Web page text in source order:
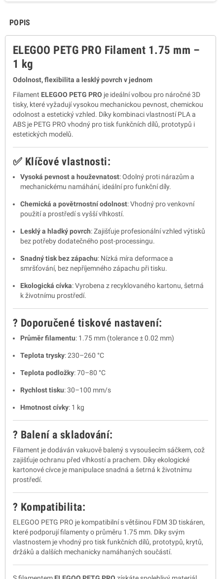
POPIS
ELEGOO PETG PRO Filament 1.75 mm –
1 kg
Odolnost, flexibilita a lesklý povrch v jednom
Filament ELEGOO PETG PRO je ideální volbou pro náročné 3D
tisky, které vyžadují vysokou mechanickou pevnost, chemickou
odolnost a estetický vzhled. Díky kombinaci vlastností PLA a
ABS je PETG PRO vhodný pro tisk funkčních dílů, prototypů i
estetických modelů.
✅ Klíčové vlastnosti:
Vysoká pevnost a houževnatost:Odolný proti nárazům a
mechanickému namáhání, ideální pro funkční díly.
Chemická a povětrnostní odolnost:Vhodný pro venkovní
použití a prostředí s vyšší vlhkostí.
Lesklý a hladký povrch:Zajišťuje profesionální vzhled výtisků
bez potřeby dodatečného post-processingu.
Snadný tisk bez zápachu: Nízká míra deformace a
smršťování, bez nepříjemného zápachu při tisku.
Ekologická cívka:Vyrobena z recyklovaného kartonu, šetrná
k životnímu prostředí.
? Doporučené tiskové nastavení:
Průměr filamentu: 1.75 mm (tolerance ± 0.02 mm)
Teplota trysky:230–260 °C
Teplota podložky:70–80 °C
Rychlost tisku:30–100 mm/s
Hmotnost cívky: 1 kg​
? Balení a skladování:
Filament je dodáván vakuově balený s vysoušecím sáčkem, což
zajišťuje ochranu před vlhkostí a prachem. Díky ekologické
kartonové cívce je manipulace snadná a šetrná k životnímu
prostředí.
?️ Kompatibilita:
ELEGOO PETG PRO je kompatibilní s většinou FDM 3D tiskáren,
které podporují filamenty o průměru 1.75 mm. Díky svým
vlastnostem je vhodný pro tisk funkčních dílů, prototypů, krytů,
držáků a dalších mechanicky namáhaných součástí.